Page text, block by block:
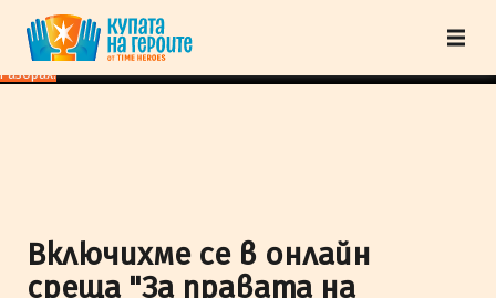
"Купата на героите" от TimeHeroes ползва cookies, за да осигурим по-
добро представяне на сайта и да подобрим Вашето преживяване.Научи
повече
Разбрах!
Включихме се в онлайн
среща "За правата на